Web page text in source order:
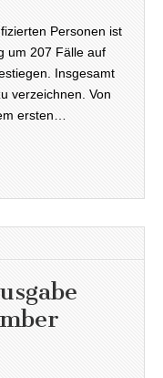
Personen ist
um 207 Fälle auf
Insgesamt
verzeichnen. Von
ersten…